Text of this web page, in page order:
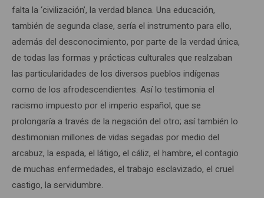
falta la ‘civilización’, la verdad blanca. Una educación,
también de segunda clase, sería el instrumento para ello,
además del desconocimiento, por parte de la verdad única,
de todas las formas y prácticas culturales que realzaban
las particularidades de los diversos pueblos indígenas
como de los afrodescendientes. Así lo testimonia el
racismo impuesto por el imperio español, que se
prolongaría a través de la negación del otro; así también lo
destimonian millones de vidas segadas por medio del
arcabuz, la espada, el látigo, el cáliz, el hambre, el contagio
de muchas enfermedades, el trabajo esclavizado, el cruel
castigo, la servidumbre.